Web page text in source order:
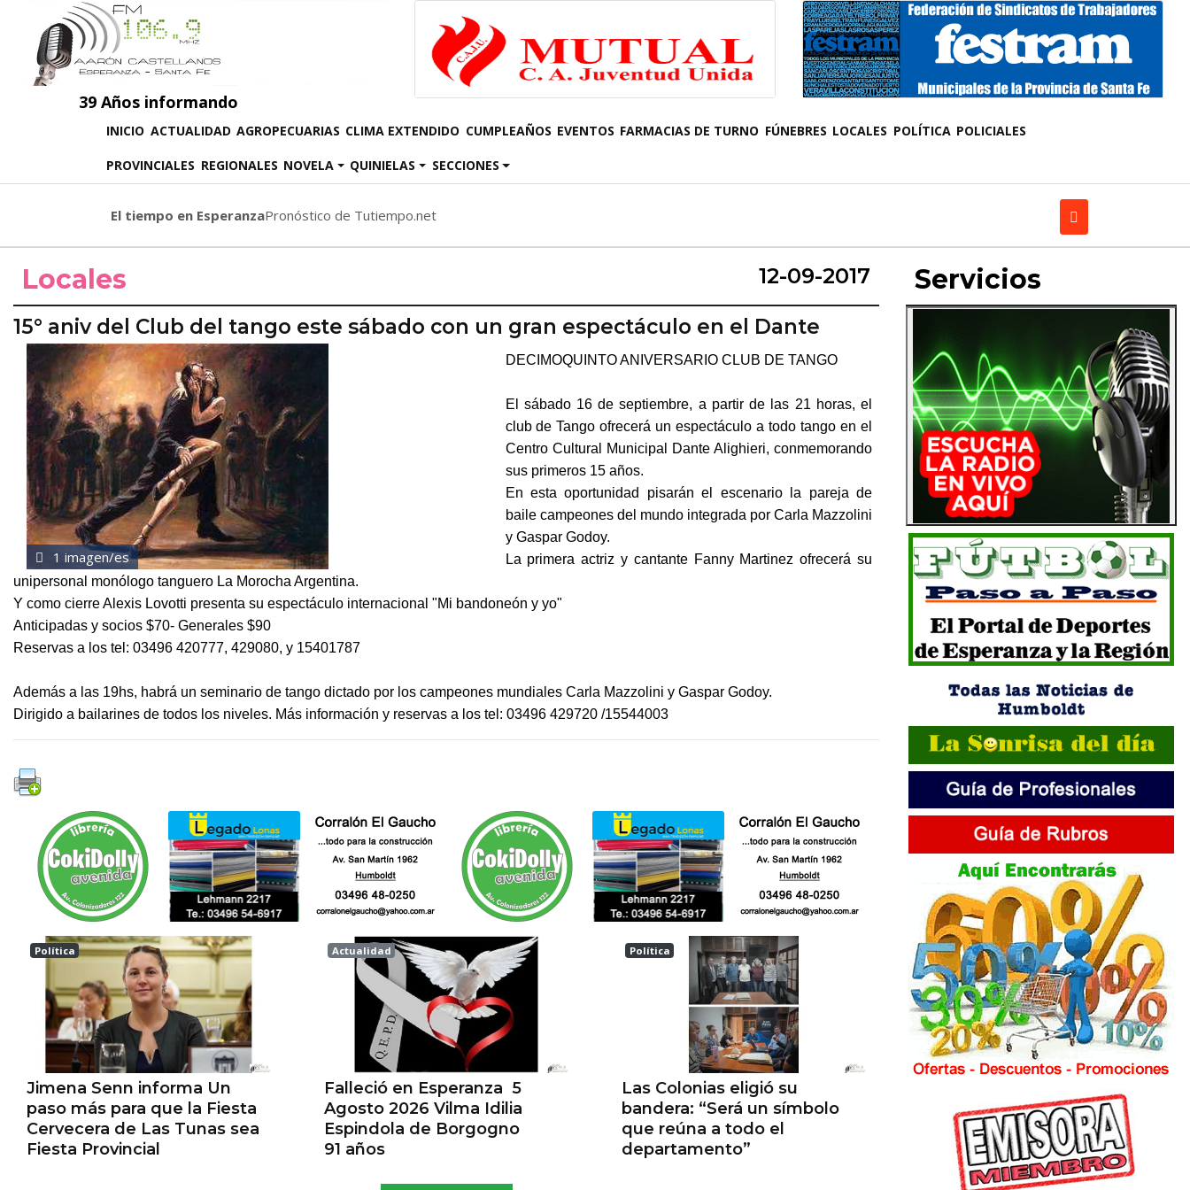
39 Años informando
INICIO (CURRENT)
ACTUALIDAD AGROPECUARIAS CLIMA EXTENDIDO CUMPLEAÑOS EVENTOS FARMACIAS DE TURNO FÚNEBRES LOCALES POLÍTICA POLICIALES
PROVINCIALES REGIONALES NOVELA QUINIELAS SECCIONES
El tiempo en EsperanzaPronóstico de Tutiempo.net
Locales 12-09-2017
15° aniv del Club del tango este sábado con un gran espectáculo en el Dante
1 imagen/es
DECIMOQUINTO ANIVERSARIO CLUB DE TANGO
El sábado 16 de septiembre, a partir de las 21 horas, el
club de Tango ofrecerá un espectáculo a todo tango en el
Centro Cultural Municipal Dante Alighieri, conmemorando
sus primeros 15 años.
En esta oportunidad pisarán el escenario la pareja de
baile campeones del mundo integrada por Carla Mazzolini
y Gaspar Godoy.
La primera actriz y cantante Fanny Martinez ofrecerá su
unipersonal monólogo tanguero La Morocha Argentina.
Y como cierre Alexis Lovotti presenta su espectáculo internacional "Mi bandoneón y yo"
Anticipadas y socios $70- Generales $90
Reservas a los tel: 03496 420777, 429080, y 15401787
Además a las 19hs, habrá un seminario de tango dictado por los campeones mundiales Carla Mazzolini y Gaspar Godoy.
Dirigido a bailarines de todos los niveles. Más información y reservas a los tel: 03496 429720 /15544003
Política
Jimena Senn informa Un
paso más para que la Fiesta
Cervecera de Las Tunas sea
Fiesta Provincial
Actualidad
Esperanza
Falleció en Esperanza 5
Agosto 2026 Vilma Idilia
Espindola de Borgogno
91 años
Política
Las Colonias
Las Colonias eligió su
bandera: “Será un símbolo
que reúna a todo el
departamento”
Servicios